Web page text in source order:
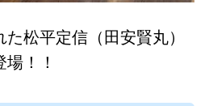
松平定信（田安賢丸）
！！